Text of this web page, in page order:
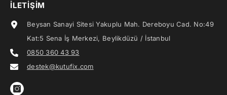
İLETIŞIM
Beysan Sanayi Sitesi Yakuplu Mah. Dereboyu Cad. No:49
Kat:5 Sena İş Merkezi, Beylikdüzü / İstanbul
0850 360 43 93
destek@kutufix.com